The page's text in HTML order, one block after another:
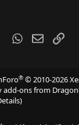
TumblrWhatsApp
EmailLink
® © 2010-2026
add-ons from
)